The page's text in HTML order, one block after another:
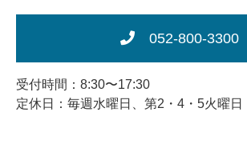
052-800-3300
受付時間：8:30〜17:30
定休日：毎週水曜日、第2・4・5火曜日